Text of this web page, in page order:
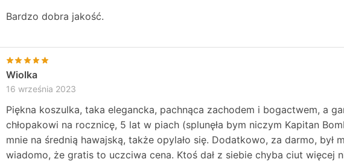
Bardzo dobra jakość.
Wiolka
16 września 2023
Piękna koszulka, taka elegancka, pachnąca zachodem i bogactwem, a
chłopakowi na rocznicę, 5 lat w piach (splunęła bym niczym Kapitan
mnie na średnią hawajską, także opylało się. Dodatkowo, za darmo, był
wiadomo, że gratis to uczciwa cena. Ktoś dał z siebie chyba ciut więcej